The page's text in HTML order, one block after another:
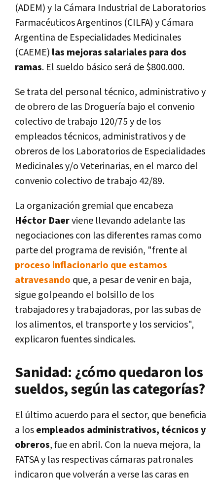
(ADEM) y la Cámara Industrial de Laboratorios
Farmacéuticos Argentinos (CILFA) y Cámara
Argentina de Especialidades Medicinales
(CAEME) las mejoras salariales para dos
ramas. El sueldo básico será de $800.000.
Se trata del personal técnico, administrativo y
de obrero de las Droguería bajo el convenio
colectivo de trabajo 120/75 y de los
empleados técnicos, administrativos y de
obreros de los Laboratorios de Especialidades
Medicinales y/o Veterinarias, en el marco del
convenio colectivo de trabajo 42/89.
La organización gremial que encabeza
Héctor Daerviene llevando adelante las
negociaciones con las diferentes ramas como
parte del programa de revisión, "frente al
proceso inflacionario que estamos
atravesando que, a pesar de venir en baja,
sigue golpeando el bolsillo de los
trabajadores y trabajadoras, por las subas de
los alimentos, el transporte y los servicios",
explicaron fuentes sindicales.
Sanidad: ¿cómo quedaron los
sueldos, según las categorías?
El último acuerdo para el sector, que beneficia
a losempleados administrativos, técnicos y
obreros, fue en abril. Con la nueva mejora, la
FATSA y las respectivas cámaras patronales
indicaron que volverán a verse las caras en